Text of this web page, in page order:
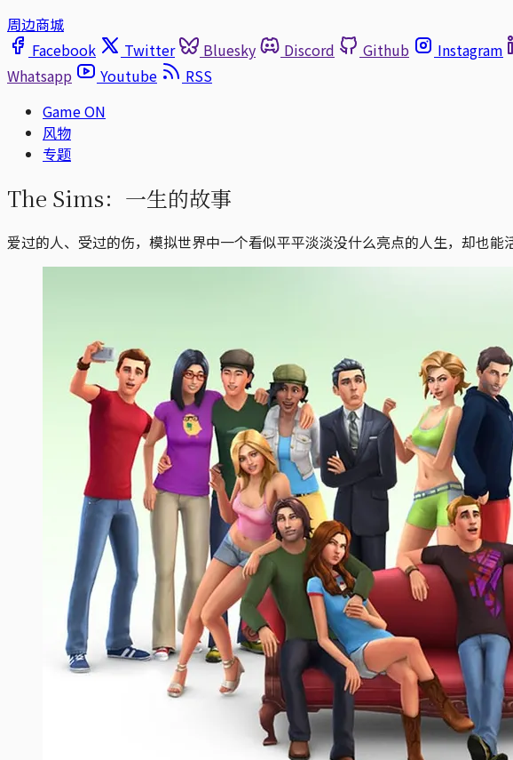
周边商城
Facebook
Twitter Bluesky Discord Github Instagram
Whatsapp
Youtube
RSS
Game ON
风物
专题
The Sims：一生的故事
爱过的人、受过的伤，模拟世界中一个看似平平淡淡没什么亮点的人生，却也能